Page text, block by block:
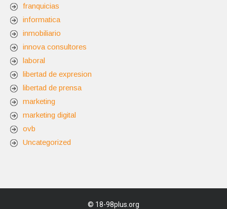
franquicias
informatica
inmobiliario
innova consultores
laboral
libertad de expresion
libertad de prensa
marketing
marketing digital
ovb
Uncategorized
© 18-98plus.org